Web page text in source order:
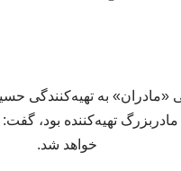
«مادران» به تهیه‌کنندگی
تهیه‌کننده بود،
خواهد شد.